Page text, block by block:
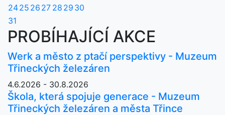
2425 26 27 28 29 30
31
PROBÍHAJÍCÍ AKCE
Werk a město z ptačí perspektivy - Muzeum
Třineckých železáren
4.6.2026 - 30.8.2026
Škola, která spojuje generace - Muzeum
Třineckých železáren a města Třince